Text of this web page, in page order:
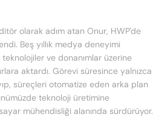
olarak adım atan Onur, HWP'de
Beş yıllık medya deneyimi
ve donanımlar üzerine
aktardı. Görevi süresince yalnızca
süreçleri otomatize eden arka plan
teknoloji üretimine
mühendisliği alanında sürdürüyor.